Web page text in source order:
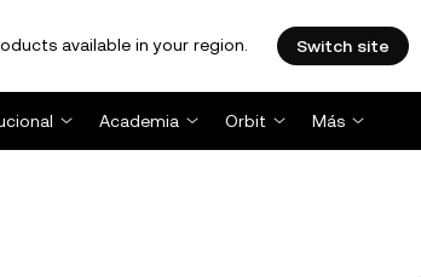
available in your region. Switch site
Academia Orbit Más